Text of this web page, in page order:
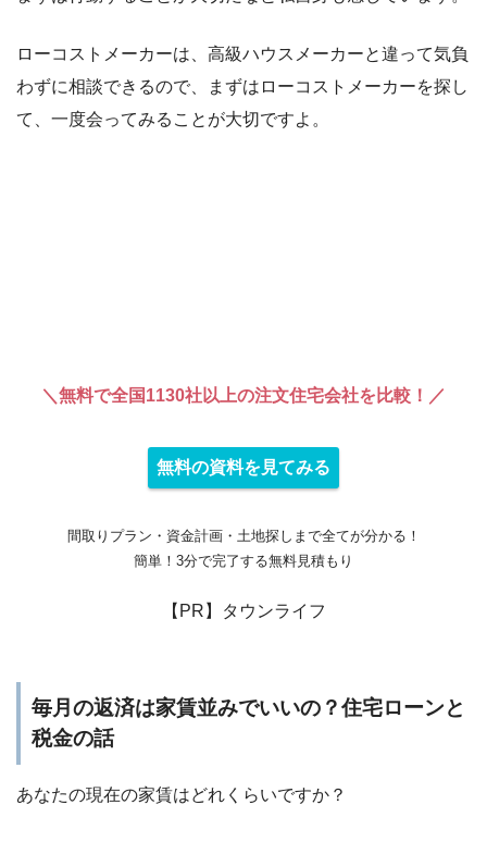
ローコストメーカーは、高級ハウスメーカーと違って気負
わずに相談できるので、まずはローコストメーカーを探し
て、一度会ってみることが大切ですよ。
＼無料で全国1130社以上の注文住宅会社を比較！／
無料の資料を見てみる
間取りプラン・資金計画・土地探しまで全てが分かる！
簡単！3分で完了する無料見積もり
【PR】タウンライフ
毎月の返済は家賃並みでいいの？住宅ローンと
税金の話
あなたの現在の家賃はどれくらいですか？